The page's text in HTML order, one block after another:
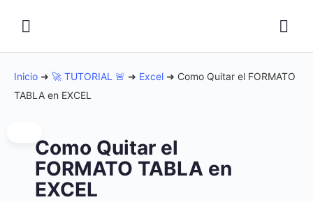
Inicio ➜ 🚀 TUTORIAL 🚨 ➜ Excel ➜ Como Quitar el FORMATO
TABLA en EXCEL
Como Quitar el
FORMATO TABLA en
EXCEL